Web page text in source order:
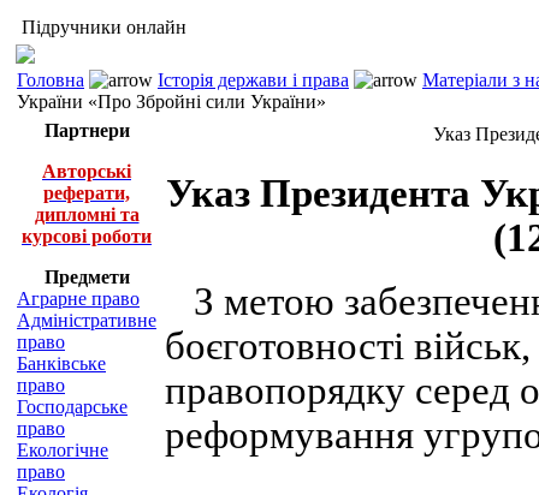
Підручники онлайн
Головна Історія держави і права
Матеріали з
України «Про Збройні сили України»
Партнери
Авторські
реферати,
дипломні та
курсові роботи
Предмети
Аграрне право
Адміністративне
право
Банківське
право
Господарське
право
Екологічне
право
Указ
Указ Президента
З метою
боєготовності
правопорядку серед
реформування